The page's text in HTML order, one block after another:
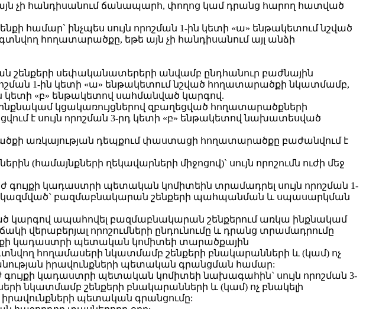
այն չի հանդիսանում ճանապարհ, փողոց կամ դրանց հարող հատված
համար` ինչպես սույն որոշման 1-ին կետի «ա» ենթակետում նշված
հողատարածքը, եթե այն չի հանդիսանում այլ անձի
շենքերի սեփականատերերի անվամբ ընդհանուր բաժնային
1-ին կետի «ա» ենթակետում նշված հողատարածքի նկատմամբ,
կետի «բ» ենթակետով սահմանված կարգով.
ինքնակամ կցակառույցներով զբաղեցված հողատարածքների
է սույն որոշման 3-րդ կետի «բ» ենթակետով նախատեսված
առկայության դեպքում փաստացի հողատարածքը բաժանվում է
ղեկավարների միջոցով)` սույն որոշումն ուժի մեջ
կադաստրի պետական կոմիտեին տրամադրել սույն որոշման 1-
բազմաբնակարան շենքերի պահպանման և սպասարկման
կարգով ապահովել բազմաբնակարան շենքերում առկա ինքնակամ
վերաբերյալ որոշումների ընդունումը և դրանց տրամադրումը
կադաստրի պետական կոմիտեի տարածքային
հողամասերի նկատմամբ շենքերի բնակարանների և (կամ) ոչ
իրավունքների պետական գրանցման համար:
կադաստրի պետական կոմիտեի նախագահին` սույն որոշման 3-
նկատմամբ շենքերի բնակարանների և (կամ) ոչ բնակելի
պետական գրանցումը: